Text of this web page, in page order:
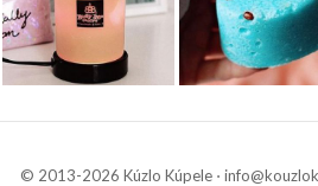
© 2013-2026 Kúzlo Kúpele ⋅